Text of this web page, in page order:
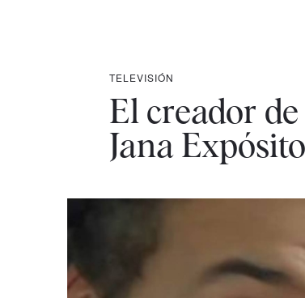
TELEVISIÓN
El creador
Jana